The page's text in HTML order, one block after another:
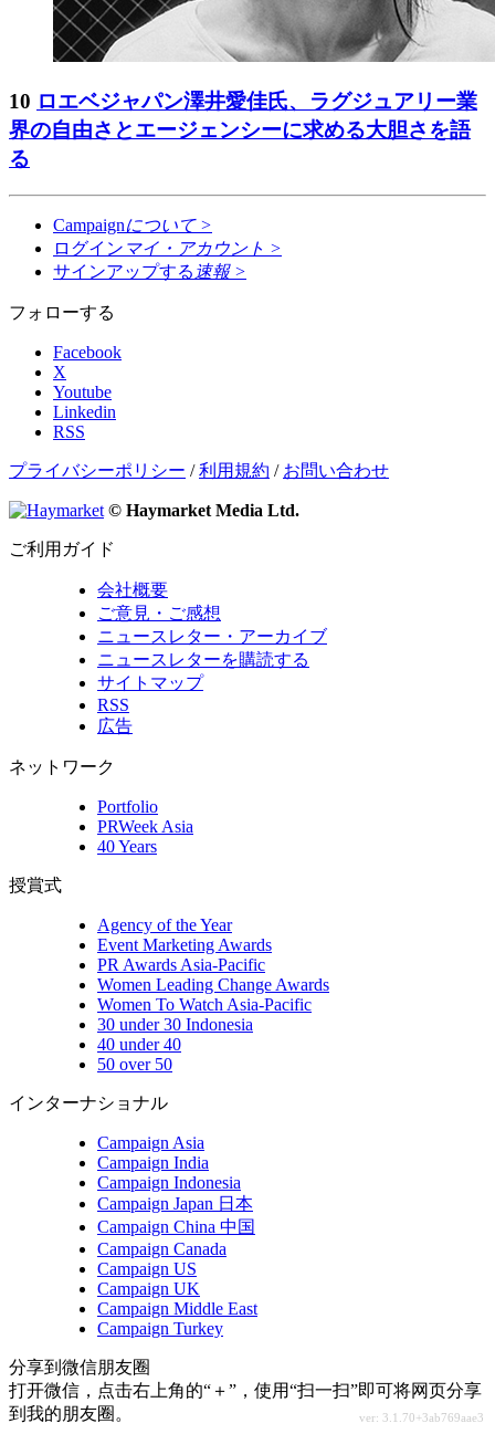
10 ロエベジャパン澤井愛佳氏、ラグジュアリー業
界の自由さとエージェンシーに求める大胆さを語
る
Campaignについて >
ログイン マイ・アカウント >
サインアップする 速報 >
フォローする
Facebook
X
Youtube
Linkedin
RSS
プライバシーポリシー /利用規約 / お問い合わせ
© Haymarket Media Ltd.
ご利用ガイド
会社概要
ご意見・ご感想
ニュースレター・アーカイブ
ニュースレターを購読する
サイトマップ
RSS
広告
ネットワーク
Portfolio
PRWeek Asia
40 Years
授賞式
Agency of the Year
Event Marketing Awards
PR Awards Asia-Pacific
Women Leading Change Awards
Women To Watch Asia-Pacific
30 under 30 Indonesia
40 under 40
50 over 50
インターナショナル
Campaign Asia
Campaign India
Campaign Indonesia
Campaign Japan 日本
Campaign China 中国
Campaign Canada
Campaign US
Campaign UK
Campaign Middle East
Campaign Turkey
分享到微信朋友圈
打开微信，点击右上角的“＋”，使用“扫一扫”即可将网页分享
到我的朋友圈。